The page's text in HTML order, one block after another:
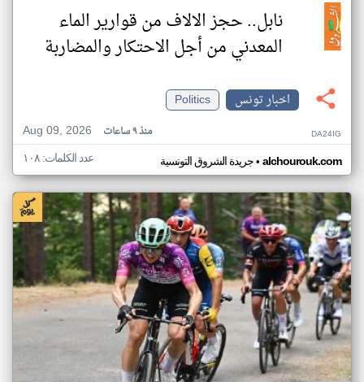
نابل.. حجز الالاف من قوارير الماء
المعدني من أجل الاحتكار والمضاربة
اخبار تونس
Politics
Aug 09, 2026
منذ ٩ ساعات DA24IG
جريدة الشروق التونسية• alchourouk.com عدد الكلمات: ١٠٨